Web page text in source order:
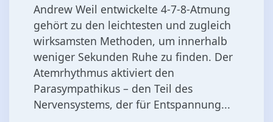
Andrew Weil entwickelte 4‑7‑8‑Atmung
gehört zu den leichtesten und zugleich
wirksamsten Methoden, um innerhalb
weniger Sekunden Ruhe zu finden. Der
Atemrhythmus aktiviert den
Parasympathikus – den Teil des
Nervensystems, der für Entspannung...